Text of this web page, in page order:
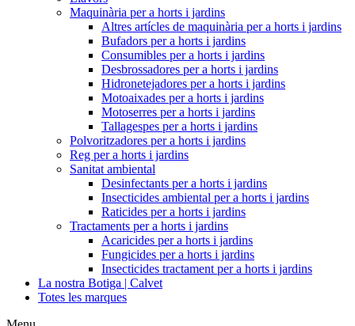
Maquinària per a horts i jardins
Altres artícles de maquinària per a horts i jardins
Bufadors per a horts i jardins
Consumibles per a horts i jardins
Desbrossadores per a horts i jardins
Hidronetejadores per a horts i jardins
Motoaixades per a horts i jardins
Motoserres per a horts i jardins
Tallagespes per a horts i jardins
Polvoritzadores per a horts i jardins
Reg per a horts i jardins
Sanitat ambiental
Desinfectants per a horts i jardins
Insecticides ambiental per a horts i jardins
Raticides per a horts i jardins
Tractaments per a horts i jardins
Acaricides per a horts i jardins
Fungicides per a horts i jardins
Insecticides tractament per a horts i jardins
La nostra Botiga | Calvet
Totes les marques